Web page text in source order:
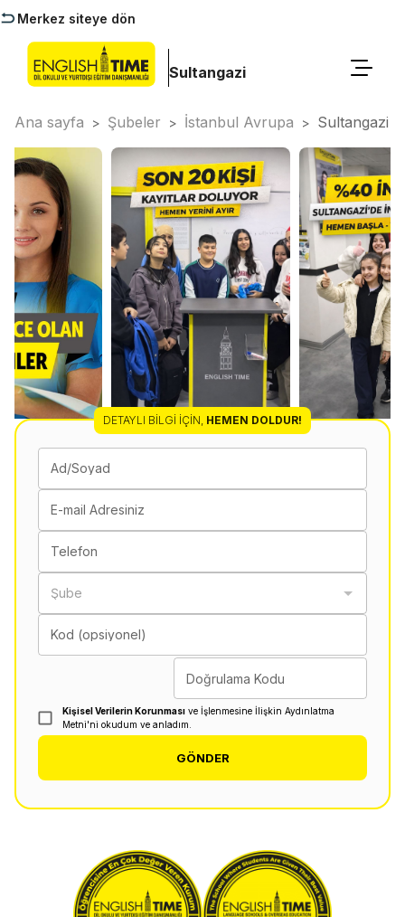
Merkez siteye dön
Sultangazi
Ana sayfa > Şubeler > İstanbul Avrupa > Sultangazi
DETAYLI BILGI İÇIN, HEMEN DOLDUR!
Ad/Soyad
E-mail Adresiniz
Telefon
Şube
Kod (opsiyonel)
Doğrulama Kodu
Kişisel Verilerin Korunması ve İşlenmesine İlişkin Aydınlatma
Metni'ni okudum ve anladım.
GÖNDER